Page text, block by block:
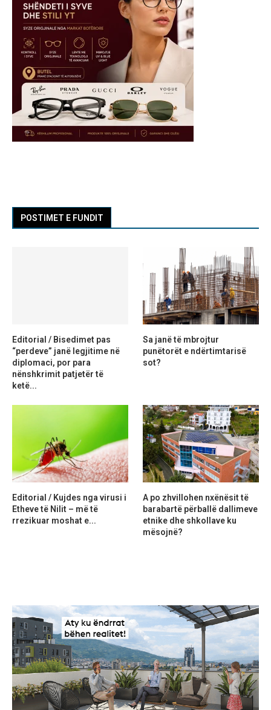
POSTIMET E FUNDIT
Editorial / Bisedimet pas
“perdeve” janë legjitime në
diplomaci, por para
nënshkrimit patjetër të
ketë...
Sa janë të mbrojtur
punëtorët e ndërtimtarisë
sot?
Editorial / Kujdes nga virusi i
Etheve të Nilit – më të
rrezikuar moshat e...
A po zhvillohen nxënësit të
barabartë përballë dallimeve
etnike dhe shkollave ku
mësojnë?